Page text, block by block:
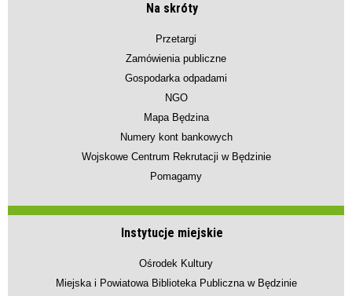
Na skróty
Przetargi
Zamówienia publiczne
Gospodarka odpadami
NGO
Mapa Będzina
Numery kont bankowych
Wojskowe Centrum Rekrutacji w Będzinie
Pomagamy
Instytucje miejskie
Ośrodek Kultury
Miejska i Powiatowa Biblioteka Publiczna w Będzinie